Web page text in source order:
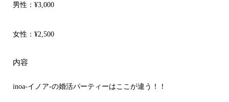
男性： ¥3,000
女性： ¥2,500
内容
inoa-イノア-の婚活パーティーはここが違う！！